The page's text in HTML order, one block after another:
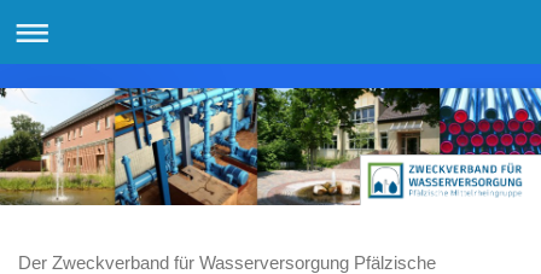
Der Zweckverband für Wasserversorgung Pfälzische